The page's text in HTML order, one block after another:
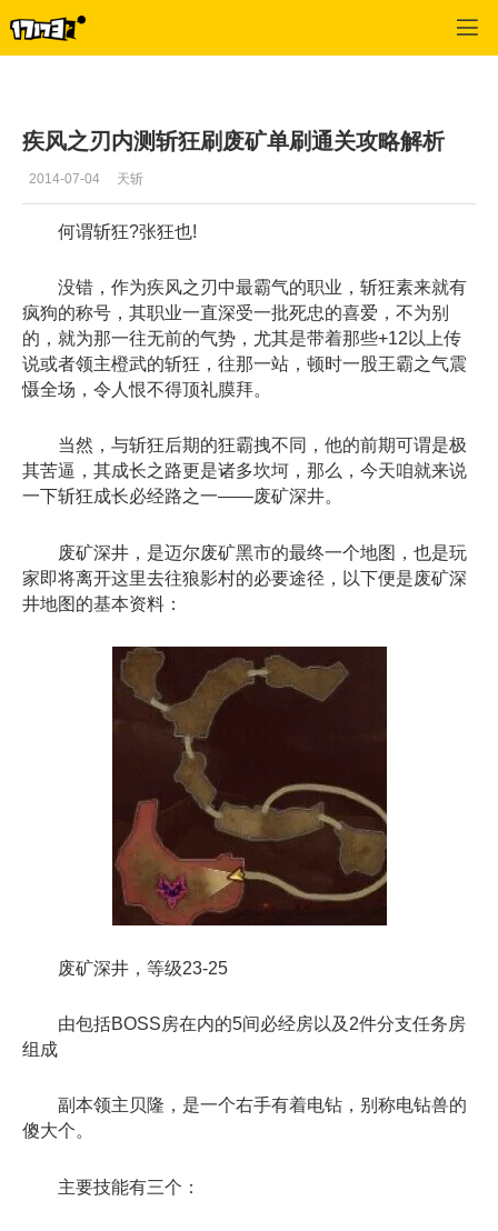
疾风之刃内测斩狂刷废矿单刷通关攻略解析
2014-07-04 天斩
何谓斩狂?张狂也!
没错，作为疾风之刃中最霸气的职业，斩狂素来就有
疯狗的称号，其职业一直深受一批死忠的喜爱，不为别
的，就为那一往无前的气势，尤其是带着那些+12以上传
说或者领主橙武的斩狂，往那一站，顿时一股王霸之气震
慑全场，令人恨不得顶礼膜拜。
当然，与斩狂后期的狂霸拽不同，他的前期可谓是极
其苦逼，其成长之路更是诸多坎坷，那么，今天咱就来说
一下斩狂成长必经路之一——废矿深井。
废矿深井，是迈尔废矿黑市的最终一个地图，也是玩
家即将离开这里去往狼影村的必要途径，以下便是废矿深
井地图的基本资料：
废矿深井，等级23-25
由包括BOSS房在内的5间必经房以及2件分支任务房
组成
副本领主贝隆，是一个右手有着电钻，别称电钻兽的
傻大个。
主要技能有三个：